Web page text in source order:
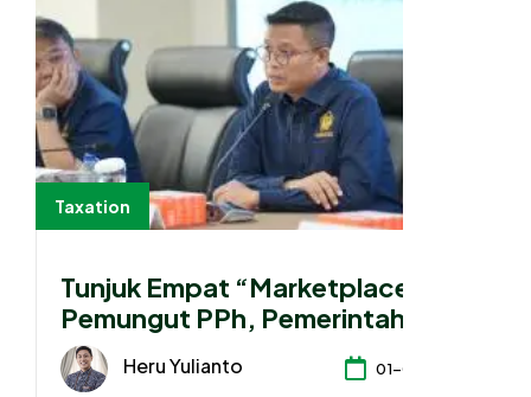
Taxation
Tunjuk Empat “Marketplace”
Pemungut PPh, Pemerintah
Implementasikan PMK 37/2025
Heru Yulianto 01-07-2026